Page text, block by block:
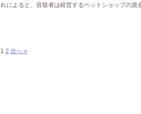
れによると、容疑者は経営するペットショップの
1 2 次へ »